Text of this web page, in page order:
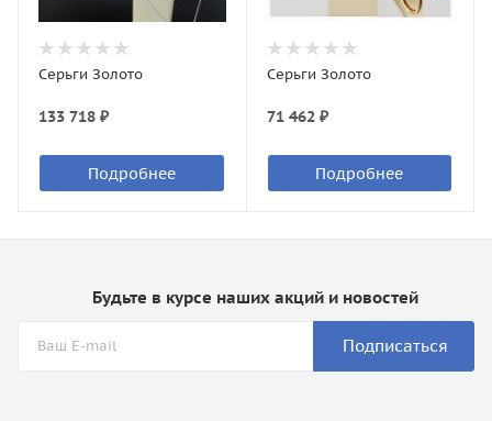
Серьги Золото
133 718 ₽
Подробнее
Серьги Золото
71 462 ₽
Подробнее
Будьте в курсе наших акций и новостей
Подписаться